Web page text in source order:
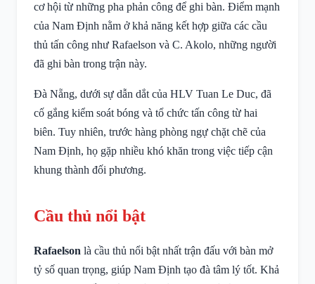
cơ hội từ những pha phản công để ghi bàn. Điểm mạnh
của Nam Định nằm ở khả năng kết hợp giữa các cầu
thủ tấn công như Rafaelson và C. Akolo, những người
đã ghi bàn trong trận này.
Đà Nẵng, dưới sự dẫn dắt của HLV Tuan Le Duc, đã
cố gắng kiểm soát bóng và tổ chức tấn công từ hai
biên. Tuy nhiên, trước hàng phòng ngự chặt chẽ của
Nam Định, họ gặp nhiều khó khăn trong việc tiếp cận
khung thành đối phương.
Cầu thủ nổi bật
Rafaelson là cầu thủ nổi bật nhất trận đấu với bàn mở
tỷ số quan trọng, giúp Nam Định tạo đà tâm lý tốt. Khả